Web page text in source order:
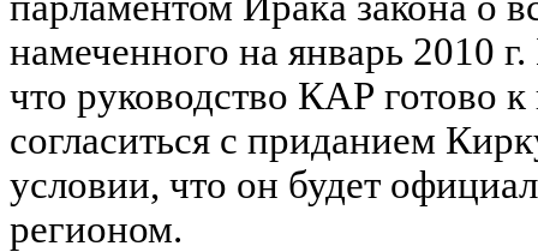
намеченного на январь 2010
что руководство КАР готово
согласиться с приданием
условии, что он будет
регионом.